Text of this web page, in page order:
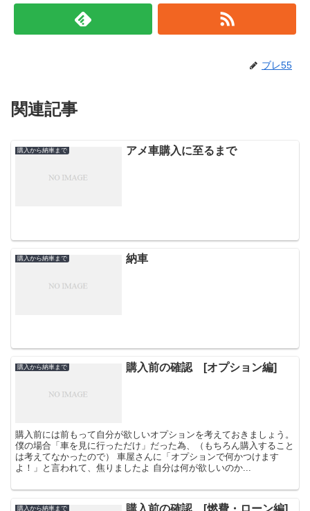
ブレ55
関連記事
購入から納車まで アメ車購入に至るまで
購入から納車まで 納車
購入から納車まで 購入前の確認 [オプション編]
購入前には前もって自分が欲しいオプションを考えておきましょう。
僕の場合「車を見に行っただけ」だった為、（もちろん購入すること
は考えてなかったので） 車屋さんに「オプションで何かつけます
よ！」と言われて、焦りましたよ 自分は何が欲しいのか...
購入から納車まで